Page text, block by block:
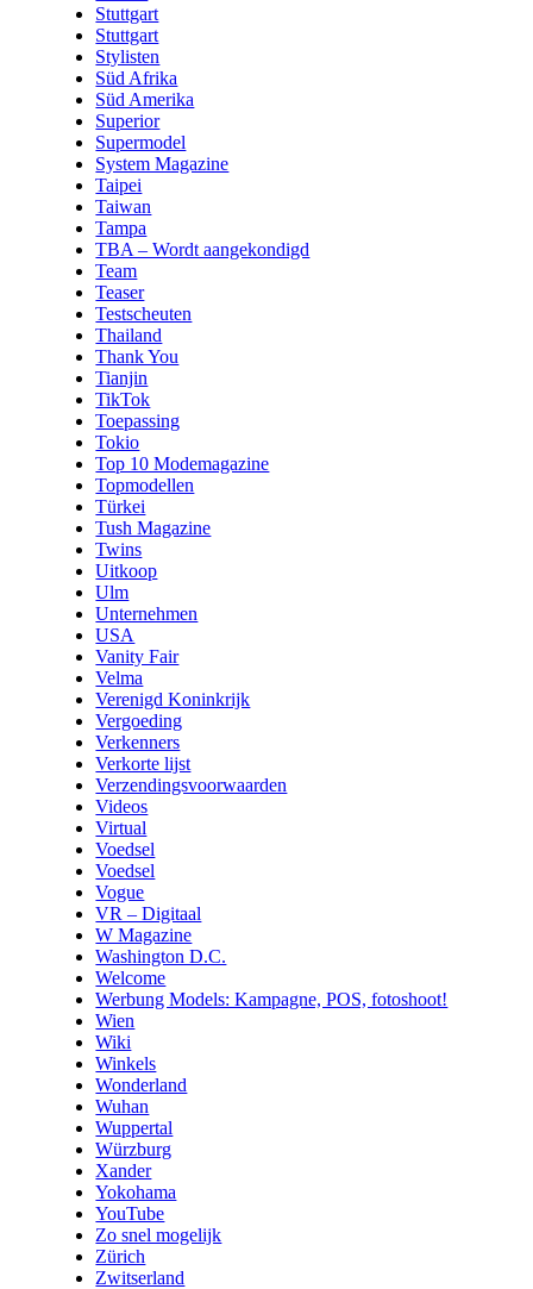
Stuttgart
Stuttgart
Stylisten
Süd Afrika
Süd Amerika
Superior
Supermodel
System Magazine
Taipei
Taiwan
Tampa
TBA – Wordt aangekondigd
Team
Teaser
Testscheuten
Thailand
Thank You
Tianjin
TikTok
Toepassing
Tokio
Top 10 Modemagazine
Topmodellen
Türkei
Tush Magazine
Twins
Uitkoop
Ulm
Unternehmen
USA
Vanity Fair
Velma
Verenigd Koninkrijk
Vergoeding
Verkenners
Verkorte lijst
Verzendingsvoorwaarden
Videos
Virtual
Voedsel
Voedsel
Vogue
VR – Digitaal
W Magazine
Washington D.C.
Welcome
Werbung Models: Kampagne, POS, fotoshoot!
Wien
Wiki
Winkels
Wonderland
Wuhan
Wuppertal
Würzburg
Xander
Yokohama
YouTube
Zo snel mogelijk
Zürich
Zwitserland